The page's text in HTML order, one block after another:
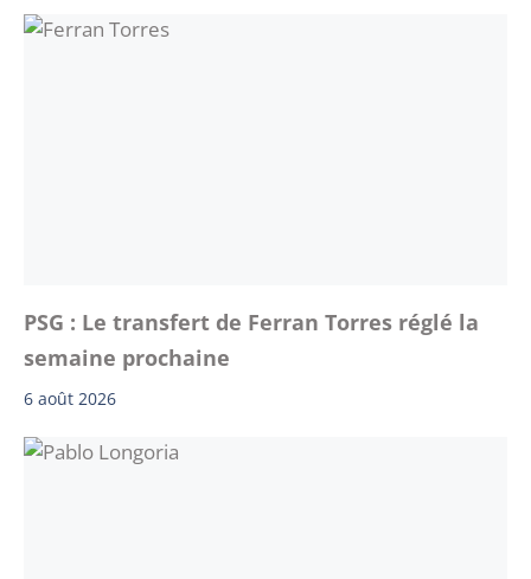
PSG : Le transfert de Ferran Torres réglé la
semaine prochaine
6 août 2026